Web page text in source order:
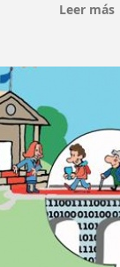
Leer más